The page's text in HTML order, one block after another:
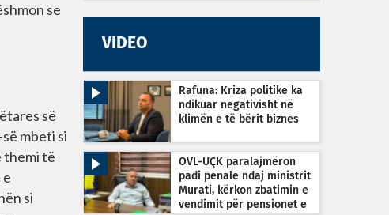
se
së
mbeti si
themi të
si
VIDEO
Rafuna: Kriza politike ka
ndikuar negativisht në
klimën e të bërit biznes
OVL-UÇK paralajmëron
padi penale ndaj ministrit
Murati, kërkon zbatimin e
vendimit për pensionet e